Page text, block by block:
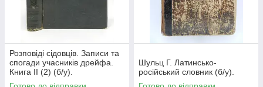
Розповіді сідовців. Записи та
спогади учасників дрейфа.
Книга II (2) (б/у).
Шульц Г. Латинсько-
російський словник (б/у).